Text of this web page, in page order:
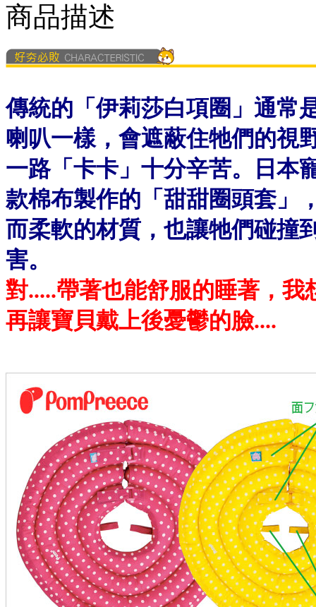
商品描述
傳統的「伊莉莎白項圈」通常
喇叭一樣，會遮蔽住牠們的視
一路「卡卡」十分辛苦。日本
款棉布製作的「甜甜圈頭套」
而柔軟的材質，也讓牠們碰撞
害。
對.....帶著也能舒服的睡著，
再讓寶貝戴上後憂鬱的臉....